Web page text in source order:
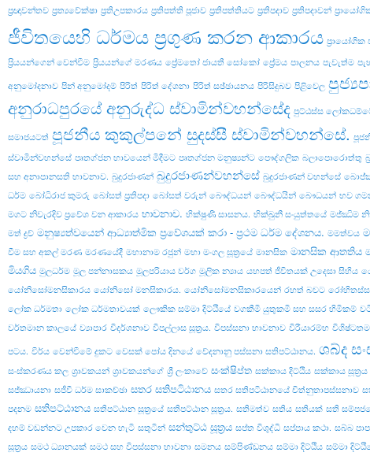
ප්‍රඥාවන්තව ප්‍රත්‍යවේක්ෂා ප්‍රතිඋපකාරය ප්‍රතිපත්ති පූජාව ප්‍රතිපත්තියට ප්‍රතිපදාව ප්‍රතිපදාවන්
ජීවිතයෙහි ධර්මය ප්‍රගුණ කරන ආකාරය ප්‍රායෝගික
ප්‍රියයන්ගෙන් වෙන්වීම ප්‍රියයන්ගේ මරණය ප්‍රේමතෝ ජායතී සෝකෝ ප්‍රේමය පාලනය පැවැත්ම
අනුමෝදනාව පින් අනුමෝදම් පිරිත් පිරිත් දේශනා පිරිත් සඡ්ඡායනය පිරිසිදුබව පිළිවෙල
අනුරාධපුරයේ අනුරුද්ධ ස්වාමින්වහන්සේද පුට්ඨස්ස
සමාජයටත් පූජනීය කුකුල්පනේ සුදස්සී ස්වාමින්වහන්සේ.
ස්වාමින්වහන්සේ පෘතග්ජන භාවයෙන් මිදීමට පෘතග්ජන මනුෂ්‍යන්ට පෞද්ගලික බලාපොරොත්තු
සහ අනාපානසති භාවනාව. බුදුරජාණන් බුදුරජාණන්වහන්සේ බුදුරජාණන් වහන්සේ
ධර්ම බෝධිරාජ කුමරු බෝසත් ප්‍රතිපදා බෝසත් වරුන් බෞද්ධයන් බෞද්ධයින් බෞධයන් භව
මගට නිවැරදිව ප්‍රවේශ වන ආකාරය භාවනාව. භික්ෂුණී සාසනය. භික්‌ඛුනී සංයුත්‌තයේ මජ්ඣිම
මත් ද්‍රව්‍ මනුෂ්‍යත්වයෙන් ආධ්‍යාත්මික ප්‍රවේශයක් කරා - ප්‍රථම ධර්ම දේශනය. මමත්වය
වීම සහ අකල් මරණ මරණයේදී මහානාම රජුන් මහා මංගල සූත්‍රයේ මානසික මානසික ආතතිය
මියගිය මුලධර්ම මූල පන්නාසකය මූලපරියාය වර්ග මූලික න්‍යාය යහපත් ජීවිතයක් උදෙසා සිහිය
යෝනිසෝමනසිකාරය යෝනිසෝ මනසිකාරය. යෝනිසෝමනසිකාරයෙන් රහත් බවට රෝහිතස්‌ස
ලෝක ධර්මතා ලෝක ධර්මතාවයක් ලෞකික සම්මා දිට්ඨියේ වගකීමි යුතුකමි සහ සසර හිමිකම්
වර්තමාන කාලයේ ව්‍යාපාර විදර්ශනාව විපල්‌ලාස සූත්‍රය. විපස්සනා භාවනාව විරීයාරම්භ විශිෂ්ටතම
පටය. වීර්ය වෙන්වීමේ දුකට වෙසක් පෝය දිනයේ වේදනානු පස්සනා සතිපට්ඨානය. ශබ්ද
සංස්කරණය කල ශ්‍රාවකයන් ශ්‍රාවකයන්ගේ ශ්‍රී ලංකාවේ සංක්ෂිප්ත සක්කාය දිට්ඨිය සක්කාය සූත්‍රය
සජ්ඣායනා සජීවී ධර්ම සාකච්ඡා සතර සතිපටිඨානය සතර සතිපටිඨානයේ චිත්නුතාපස්සනාව
පදනම සතිපට්ඨානය සතිපට්ඨාන සූත්‍රයේ සතිපට්‌ඨාන සූත්‍රය. සතිමත්ව සතිය සතියක් සති
දහම් වඩන්නට උපකාර වෙන හැටි සතුටින් සන්තුට්ඨ සූත්‍රය සප්ත විශුද්ධි සප්පාය කථා. සබ්බ
සූත්‍රය සමථ ධ්‍යානයක් සමථ සහ විපස්සනා භාවනා සමනය සම්පිණ්ඩනය සම්මා දිට්ඨිය සම්මා